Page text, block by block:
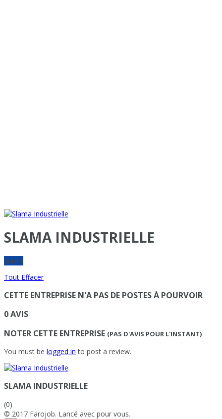
SLAMA INDUSTRIELLE
Suivre
Tout Effacer
CETTE ENTREPRISE N'A PAS DE POSTES À POURVOIR
0 AVIS
NOTER CETTE ENTREPRISE (PAS D'AVIS POUR L'INSTANT)
You must be logged in to post a review.
SLAMA INDUSTRIELLE
(0)
© 2017 Farojob. Lancé avec pour vous.